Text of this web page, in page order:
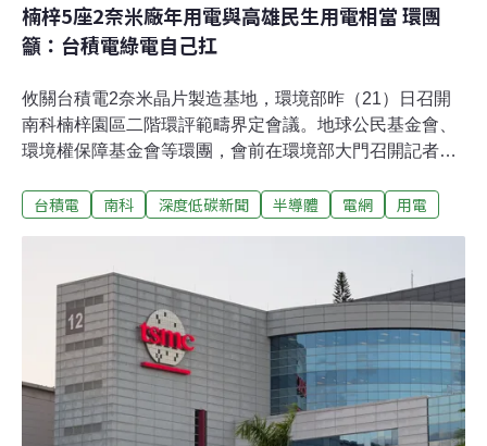
楠梓5座2奈米廠年用電與高雄民生用電相當 環團
籲：台積電綠電自己扛
攸關台積電2奈米晶片製造基地，環境部昨（21）日召開
南科楠梓園區二階環評範疇界定會議。地球公民基金會、
環境權保障基金會等環團，會前在環境部大門召開記者
電，且仰賴興達火力電廠，「台積電用光高雄的電」、
後結束，南科管理局表示，將進一步與台電確認園區開發
對全國及南部電網的影響，也會評估是否對高雄市的學
校、機關投入屋頂光電補助。南科楠梓耗電大 與沙崙都仰
賴興達火力 環團：污染留高屏政府推動「大南方新矽谷方
案」，在南部建立高科技產業鏈。台積電選定已熄燈的中
油五輕舊廠範圍作為2奈米晶片製造基地，近年已陸續通
過地方環保局環評，包含高市府主導規劃的台積電P1、P2
台積電 南科 深度低碳新聞 半導體 電網 用電